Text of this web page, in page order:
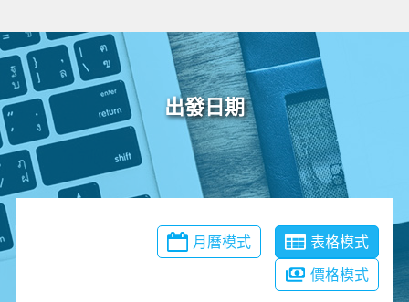
出發日期
月曆模式
表格模式
價格模式